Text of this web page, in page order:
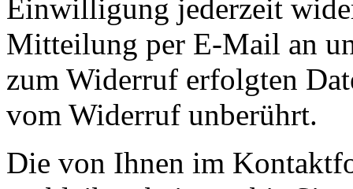
Einwilligung jederzeit
Mitteilung per E-Mail an
zum Widerruf erfolgten
vom Widerruf unberührt.
Die von Ihnen im